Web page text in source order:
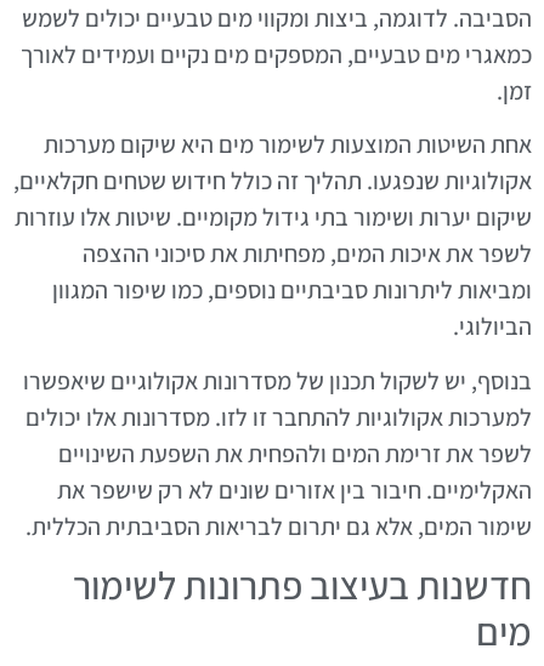
הסביבה. לדוגמה, ביצות ומקווי מים טבעיים יכולים לשמש
כמאגרי מים טבעיים, המספקים מים נקיים ועמידים לאורך
זמן.
אחת השיטות המוצעות לשימור מים היא שיקום מערכות
אקולוגיות שנפגעו. תהליך זה כולל חידוש שטחים חקלאיים,
שיקום יערות ושימור בתי גידול מקומיים. שיטות אלו עוזרות
לשפר את איכות המים, מפחיתות את סיכוני ההצפה
ומביאות ליתרונות סביבתיים נוספים, כמו שיפור המגוון
הביולוגי.
בנוסף, יש לשקול תכנון של מסדרונות אקולוגיים שיאפשרו
למערכות אקולוגיות להתחבר זו לזו. מסדרונות אלו יכולים
לשפר את זרימת המים ולהפחית את השפעת השינויים
האקלימיים. חיבור בין אזורים שונים לא רק שישפר את
שימור המים, אלא גם יתרום לבריאות הסביבתית הכללית.
חדשנות בעיצוב פתרונות לשימור
מים